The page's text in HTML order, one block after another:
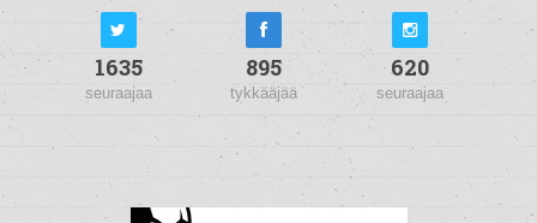
1635
seuraajaa
895
tykkääjää
620
seuraajaa